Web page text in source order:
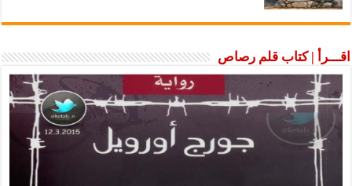
اقـــرأ | كتاب قلم رصاص